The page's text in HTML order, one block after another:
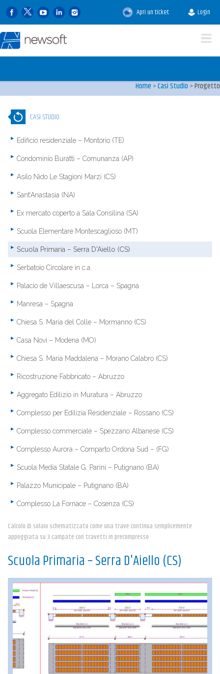
Apri un ticket Login
Home >Casi Studio >Progetto
Casi di studio
I progetti e gli interventi
CASI STUDIO
Edificio residenziale – Montorio (TE)
Condominio Buratti – Comunanza (AP)
Asilo Nido Le Stagioni Marzi (CS)
Sant’Anastasia (NA)
Ex mercato coperto a Sala Consilina (SA)
Scuola Elementare Montescaglioso (MT)
Scuola Primaria – Serra D'Aiello (CS)
Serbatoio Circolare in c.a.
Palacio de Villaescusa – Lorca – Spagna
Manresa – Spagna
Chiesa S. Maria del Colle – Mormanno (CS)
Casa Novi – Modena (MO)
Chiesa S. Maria Maddalena – Morano Calabro (CS)
Ricostruzione Fabbricato – Abruzzo
Aggregato Edilizio in Muratura – Abruzzo
Complesso per Edilizia Residenziale – Rossano (CS)
Complesso commerciale – Spezzano Albanese (CS)
Complesso Aurora – Comparto Ordona Sud – (FG)
Scuola Media Statale G. Parini – Putignano (BA)
Palazzo Municipale – Putignano (BA)
Complesso La Fornace – Cosenza (CS)
Calcolo di solaio schematizzato come una trave continua semplicemente
appoggiata su 3 campate con travetti in precompresso
Scuola Primaria – Serra D'Aiello (CS)